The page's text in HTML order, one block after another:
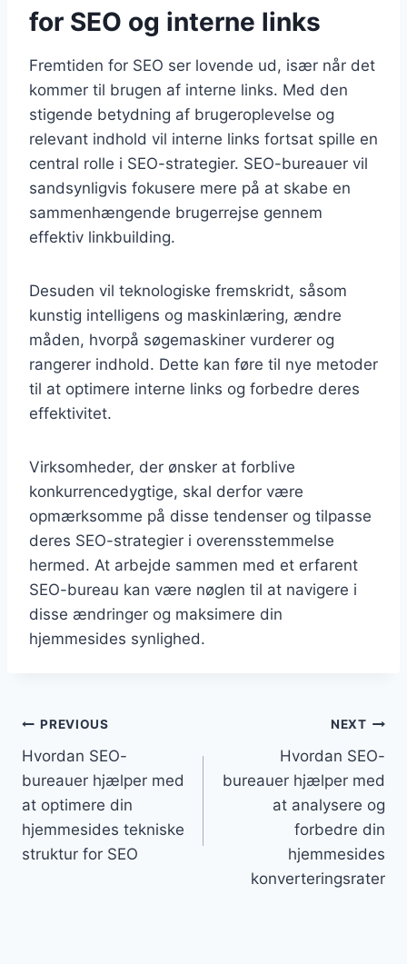
for SEO og interne links
Fremtiden for SEO ser lovende ud, især når det
kommer til brugen af interne links. Med den
stigende betydning af brugeroplevelse og
relevant indhold vil interne links fortsat spille en
central rolle i SEO-strategier. SEO-bureauer vil
sandsynligvis fokusere mere på at skabe en
sammenhængende brugerrejse gennem
effektiv linkbuilding.
Desuden vil teknologiske fremskridt, såsom
kunstig intelligens og maskinlæring, ændre
måden, hvorpå søgemaskiner vurderer og
rangerer indhold. Dette kan føre til nye metoder
til at optimere interne links og forbedre deres
effektivitet.
Virksomheder, der ønsker at forblive
konkurrencedygtige, skal derfor være
opmærksomme på disse tendenser og tilpasse
deres SEO-strategier i overensstemmelse
hermed. At arbejde sammen med et erfarent
SEO-bureau kan være nøglen til at navigere i
disse ændringer og maksimere din
hjemmesides synlighed.
Indlægsnavigation
PREVIOUS
Hvordan SEO-
bureauer hjælper med
at optimere din
hjemmesides tekniske
struktur for SEO
NEXT
Hvordan SEO-
bureauer hjælper med
at analysere og
forbedre din
hjemmesides
konverteringsrater